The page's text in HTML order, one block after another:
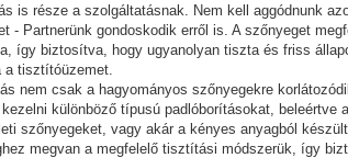
is része a szolgáltatásnak. Nem kell aggódnunk
- Partnerünk gondoskodik erről is. A szőnyeget
így biztosítva, hogy ugyanolyan tiszta és friss
a tisztítóüzemet.
nem csak a hagyományos szőnyegekre
különböző típusú padlóborításokat, beleértve
szőnyegeket, vagy akár a kényes anyagból
megvan a megfelelő tisztítási módszerük, így